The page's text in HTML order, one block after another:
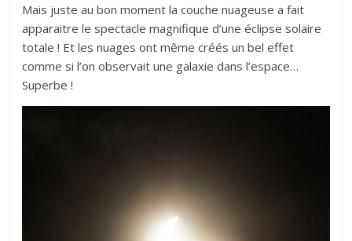
Mais juste au bon moment la couche nuageuse a fait
apparaitre le spectacle magnifique d’une éclipse solaire
totale ! Et les nuages ont même créés un bel effet
comme si l’on observait une galaxie dans l’espace…
Superbe !